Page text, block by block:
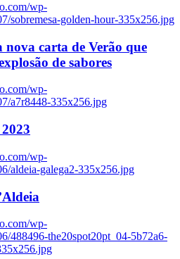
wp-
sobremesa-golden-hour-335x256.jpg
nova carta de Verão que
de sabores
wp-
a7r8448-335x256.jpg
wp-
aldeia-galega2-335x256.jpg
wp-
488496-the20spot20pt_04-5b72a6-